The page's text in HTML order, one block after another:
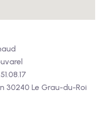
30240 Le Grau-du-Roi